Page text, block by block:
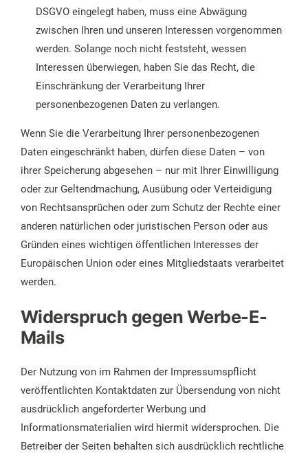
DSGVO eingelegt haben, muss eine Abwägung
zwischen Ihren und unseren Interessen vorgenommen
werden. Solange noch nicht feststeht, wessen
Interessen überwiegen, haben Sie das Recht, die
Einschränkung der Verarbeitung Ihrer
personenbezogenen Daten zu verlangen.
Wenn Sie die Verarbeitung Ihrer personenbezogenen
Daten eingeschränkt haben, dürfen diese Daten – von
ihrer Speicherung abgesehen – nur mit Ihrer Einwilligung
oder zur Geltendmachung, Ausübung oder Verteidigung
von Rechtsansprüchen oder zum Schutz der Rechte einer
anderen natürlichen oder juristischen Person oder aus
Gründen eines wichtigen öffentlichen Interesses der
Europäischen Union oder eines Mitgliedstaats verarbeitet
werden.
Widerspruch gegen Werbe-E-
Mails
Der Nutzung von im Rahmen der Impressumspflicht
veröffentlichten Kontaktdaten zur Übersendung von nicht
ausdrücklich angeforderter Werbung und
Informationsmaterialien wird hiermit widersprochen. Die
Betreiber der Seiten behalten sich ausdrücklich rechtliche